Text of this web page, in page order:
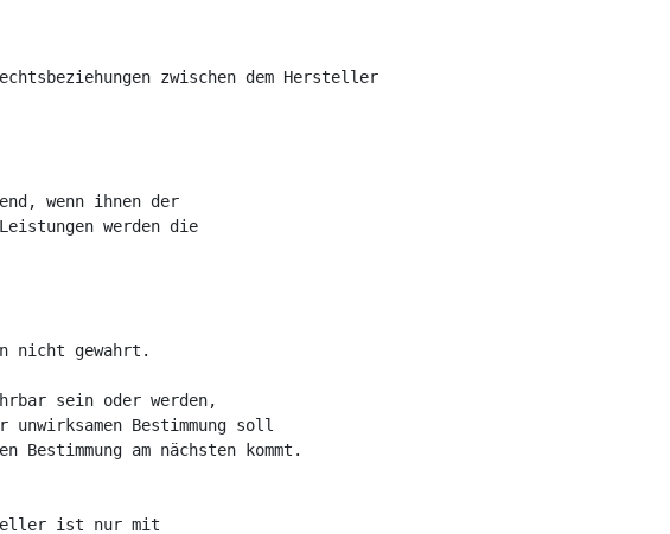
zwischen dem Hersteller
wenn ihnen der
werden die
nicht gewahrt.
sein oder werden,
Bestimmung soll
am nächsten kommt.
ist nur mit